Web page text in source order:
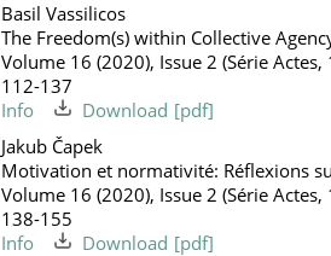
Basil Vassilicos
The Freedom(s) within Collective
Volume 16 (2020), Issue 2 (Série
112-137
Info
Download
Jakub Čapek
Motivation et normativité: Réflexions
Volume 16 (2020), Issue 2 (Série
138-155
Info
Download